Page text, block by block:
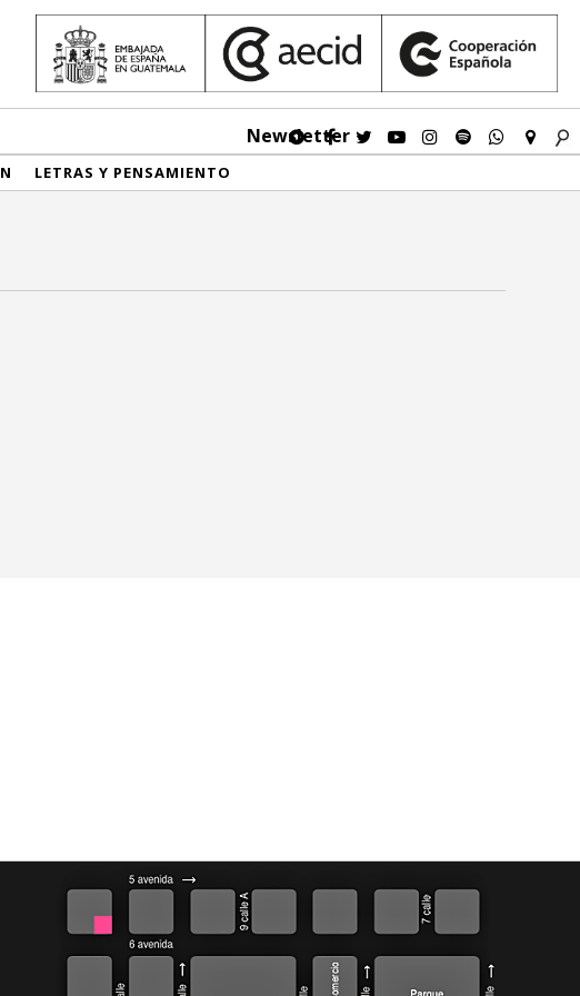
Newsletter
LETRAS Y PENSAMIENTO